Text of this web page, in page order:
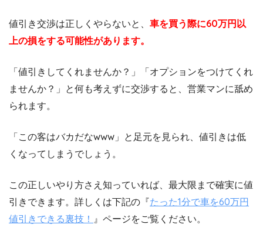
値引き交渉は正しくやらないと、 車を買う際に60万円以
上の損をする可能性があります。
「値引きしてくれませんか？」「オプションをつけてくれ
ませんか？」と何も考えずに交渉すると、営業マンに舐め
られます。
「この客はバカだなwww」と足元を見られ、値引きは低
くなってしまうでしょう。
この正しいやり方さえ知っていれば、最大限まで確実に値
引きできます。詳しくは下記の『たった1分で車を60万円
値引きできる裏技！ 』ページをご覧ください。